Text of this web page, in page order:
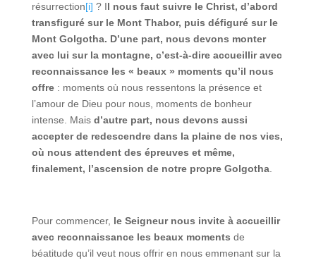
résurrection[i] ? Il nous faut suivre le Christ, d’abord
transfiguré sur le Mont Thabor, puis défiguré sur le
Mont Golgotha. D’une part, nous devons monter
avec lui sur la montagne, c’est-à-dire accueillir avec
reconnaissance les « beaux » moments qu’il nous
offre: moments où nous ressentons la présence et
l’amour de Dieu pour nous, moments de bonheur
intense. Mais d’autre part, nous devons aussi
accepter de redescendre dans la plaine de nos vies,
où nous attendent des épreuves et même,
finalement, l’ascension de notre propre Golgotha.
Pour commencer, le Seigneur nous invite à accueillir
avec reconnaissance les beaux moments de
béatitude qu’il veut nous offrir en nous emmenant sur la